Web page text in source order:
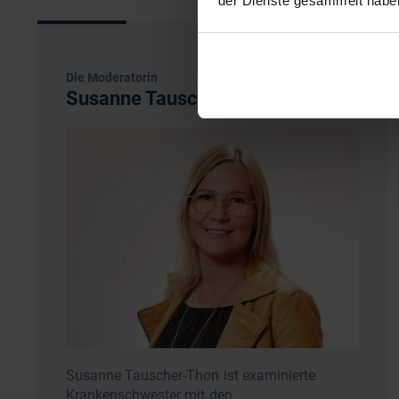
Die Moderatorin
Susanne Tauscher-Thon
Susanne Tauscher-Thon ist examinierte
Krankenschwester mit den